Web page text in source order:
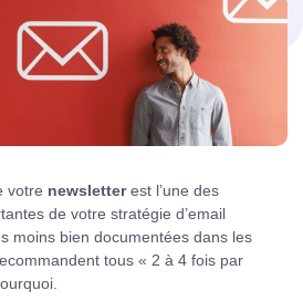
votre newsletterest l’une des
de votre stratégie d’email
moins bien documentées dans les
tous « 2 à 4 fois par